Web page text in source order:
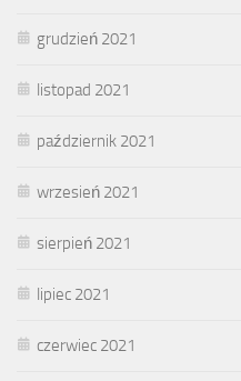
grudzień 2021
listopad 2021
październik 2021
wrzesień 2021
sierpień 2021
lipiec 2021
czerwiec 2021